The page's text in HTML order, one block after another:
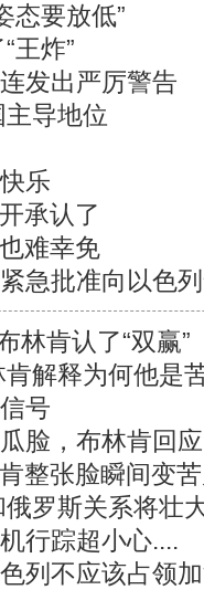
态要放低”
王炸”
发出严厉警告
导地位
乐
承认了
难幸免
急批准向以色
林肯认了“双赢”
解释为何他是
号
脸，布林肯回
整张脸瞬间变
罗斯关系将壮
行踪超小心....
列不应该占领